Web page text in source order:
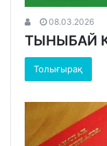
08.03.2026
ТЫНЫБАЙ
Толығырақ